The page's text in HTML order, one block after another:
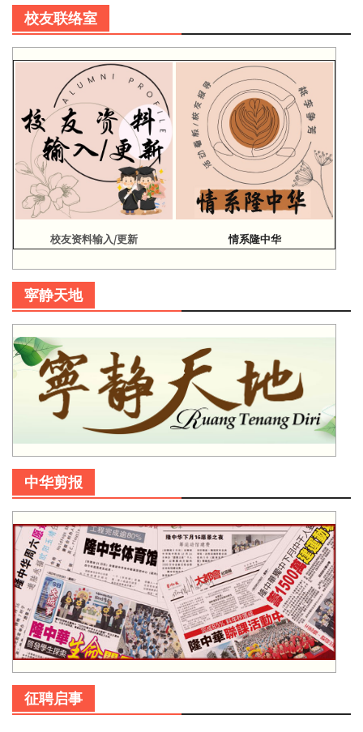
校友联络室
校友资料输入/更新 情系隆中华
寜静天地
中华剪报
征聘启事